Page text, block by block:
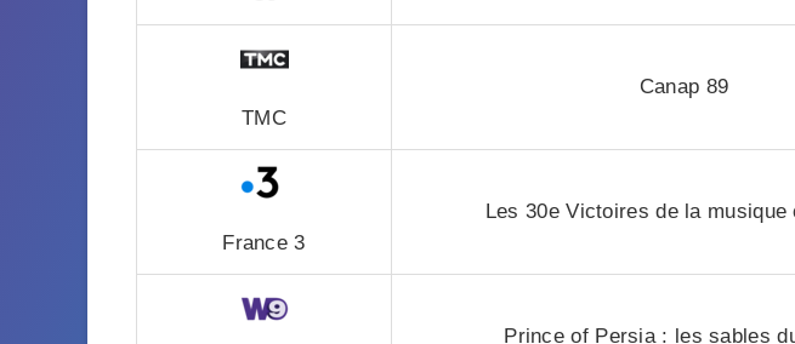
TMC
Canap 89
France 3
Les 30e Victoires de la musique
Prince of Persia : les sables